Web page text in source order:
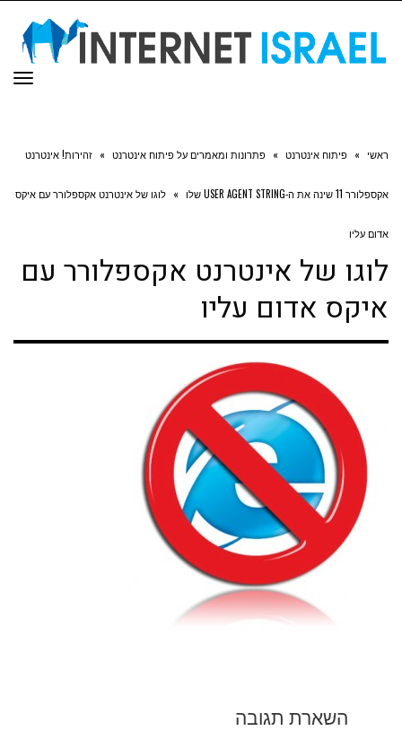
ראשי » פיתוח אינטרנט » פתרונות ומאמרים על פיתוח אינטרנט » זהירות! אינטרנט
אקספלורר 11 שינה את ה-USER AGENT STRING שלו » לוגו של אינטרנט אקספלורר עם איקס
אדום עליו
לוגו של אינטרנט אקספלורר עם
איקס אדום עליו
השארת תגובה